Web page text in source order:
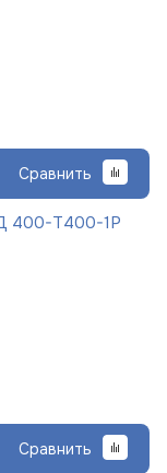
Сравнить
400-Т400-1Р
Сравнить